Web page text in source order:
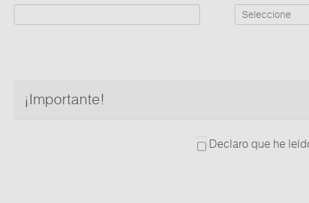
¡Importante!
Declaro que he